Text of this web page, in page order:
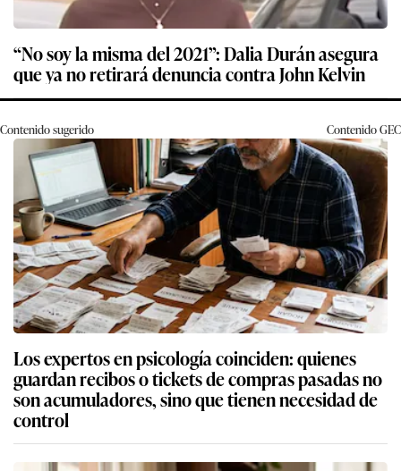
Los expertos en psicología coinciden: quienes
guardan recibos o tickets de compras pasadas no
son acumuladores, sino que tienen necesidad de
control